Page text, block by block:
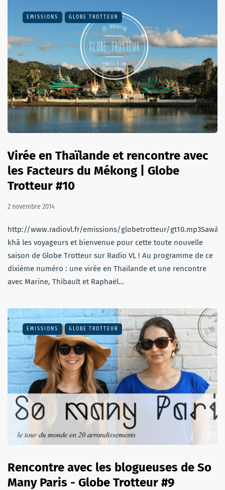
EMISSIONS GLOBE TROTTEUR
Virée en Thaïlande et rencontre avec
les Facteurs du Mékong | Globe
Trotteur #10
2 novembre 2014
http://www.radiovl.fr/emissions/globetrotteur/
khâ les voyageurs et bienvenue pour cette toute nouvelle
saison de Globe Trotteur sur Radio VL ! Au programme de ce
dixième numéro : une virée en Thaïlande et une rencontre
avec Marine, Thibault et Raphaël…
EMISSIONS GLOBE TROTTEUR
Rencontre avec les blogueuses de So
Many Paris - Globe Trotteur #9